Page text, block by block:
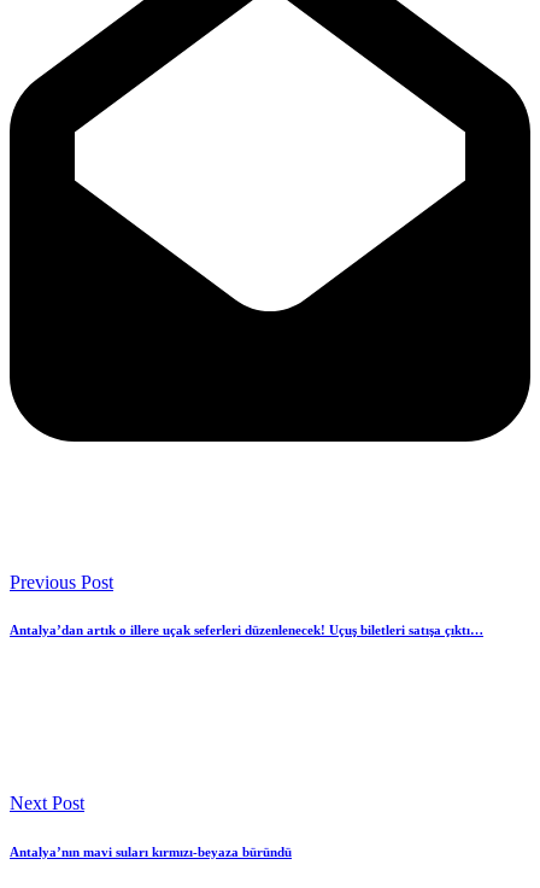
Previous Post
Antalya’dan artık o illere uçak seferleri düzenlenecek! Uçuş biletleri satışa çıktı…
Next Post
Antalya’nın mavi suları kırmızı-beyaza büründü